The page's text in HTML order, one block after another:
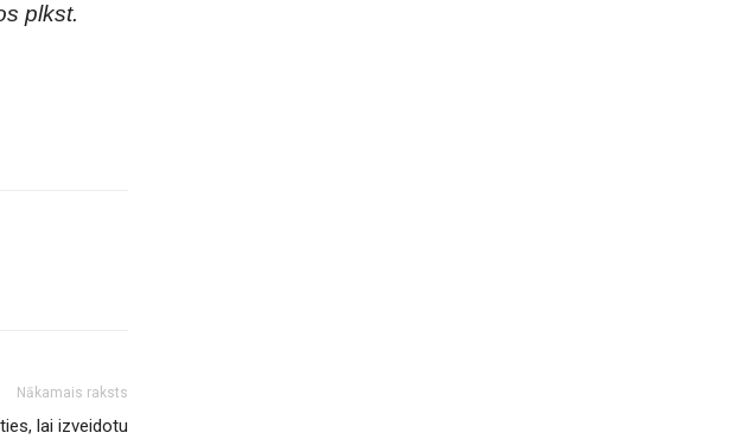
plkst.
Nākamais raksts
lai izveidotu